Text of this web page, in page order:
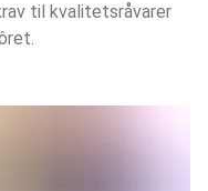
til kvalitetsråvarer